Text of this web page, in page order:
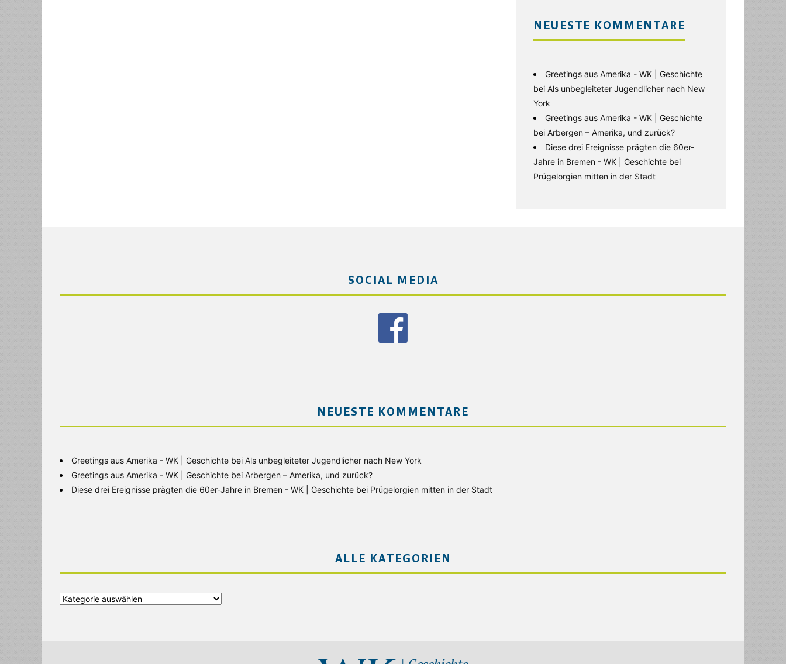
NEUESTE KOMMENTARE
Greetings aus Amerika - WK | Geschichte
bei Als unbegleiteter Jugendlicher nach New
York
Greetings aus Amerika - WK | Geschichte
bei Arbergen – Amerika, und zurück?
Diese drei Ereignisse prägten die 60er-
Jahre in Bremen - WK | Geschichte bei
Prügelorgien mitten in der Stadt
SOCIAL MEDIA
NEUESTE KOMMENTARE
Greetings aus Amerika - WK | Geschichte bei Als unbegleiteter Jugendlicher nach New York
Greetings aus Amerika - WK | Geschichte bei Arbergen – Amerika, und zurück?
Diese drei Ereignisse prägten die 60er-Jahre in Bremen - WK | Geschichte bei Prügelorgien mitten in der Stadt
ALLE KATEGORIEN
Alle